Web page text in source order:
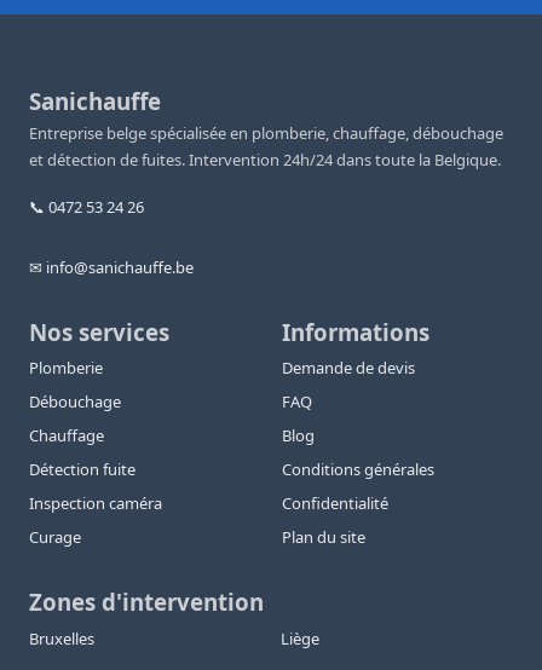
Sanichauffe
Entreprise belge spécialisée en plomberie, chauffage, débouchage
et détection de fuites. Intervention 24h/24 dans toute la Belgique.
📞 0472 53 24 26
✉ info@sanichauffe.be
Nos services
Plomberie
Débouchage
Chauffage
Détection fuite
Inspection caméra
Curage
Informations
Demande de devis
FAQ
Blog
Conditions générales
Confidentialité
Plan du site
Zones d'intervention
Bruxelles
Liège